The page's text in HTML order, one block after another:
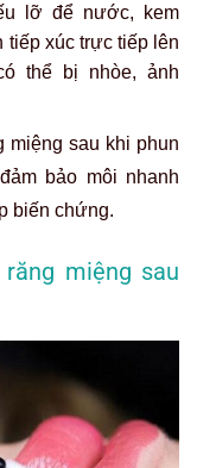
lỡ để nước, kem
tiếp xúc trực tiếp lên
thể bị nhòe, ảnh
miệng sau khi phun
bảo môi nhanh
biến chứng.
miệng sau